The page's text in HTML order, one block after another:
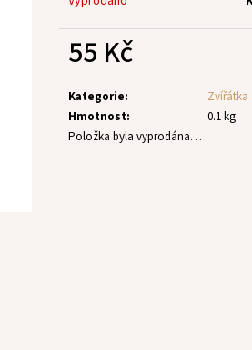
55 Kč
Měrná
cena:
Kategorie:
Zvířátka
Hmotnost:
0.1 kg
Položka byla vyprodána…